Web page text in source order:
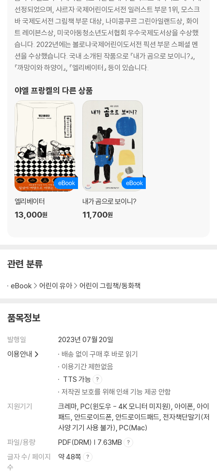
선정되었으며, 샤르자 국제어린이도서전 일러스트 부문 1위, 모스크
바 국제도서전 그림책 부문 대상, 나미콩쿠르 그린아일랜드상, 화이
트 레이븐스상, 미국아동청소년도서협회 우수국제도서상을 수상했
습니다. 2022년에는 볼로냐국제어린이도서전 픽션 부문 스페셜 멘
션을 수상했습니다. 국내 소개된 작품으로 『내가 곰으로 보이니?』,
『까망이와 하양이』, 『엘리베이터』 등이 있습니다.
야엘 프랑켈의 다른 상품
엘리베이터
13,000원
내가 곰으로 보이니?
11,700원
관련 분류
eBook 어린이 유아 어린이 그림책/동화책
품목정보
발행일
2023년 07월 20일
이용안내
배송 없이 구매 후 바로 읽기
이용기간 제한없음
TTS 가능
저작권 보호를 위해 인쇄 기능 제공 안함
지원기기
크레마, PC(윈도우 - 4K 모니터 미지원), 아이폰, 아이
패드, 안드로이드폰, 안드로이드패드, 전자책단말기(저
사양 기기 사용 불가), PC(Mac)
파일/용량
PDF(DRM) | 7.63MB
글자 수/ 페이지
수
약 48쪽